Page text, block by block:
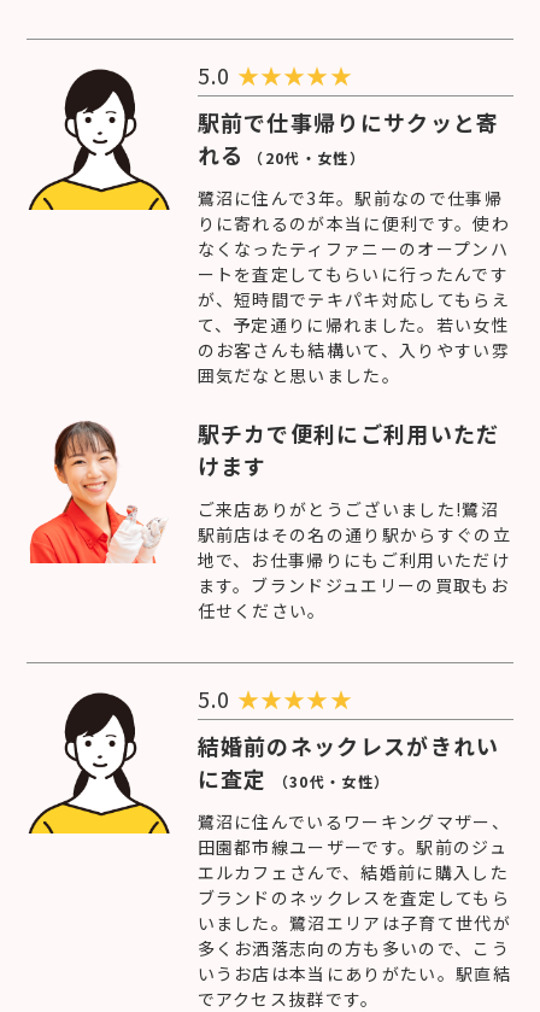
5.0 ★★★★★
駅前で仕事帰りにサクッと寄
れる
（20代・女性）
鷺沼に住んで3年。駅前なので仕事帰
りに寄れるのが本当に便利です。使わ
なくなったティファニーのオープンハ
ートを査定してもらいに行ったんです
が、短時間でテキパキ対応してもらえ
て、予定通りに帰れました。若い女性
のお客さんも結構いて、入りやすい雰
囲気だなと思いました。
駅チカで便利にご利用いただ
けます
ご来店ありがとうございました!鷺沼
駅前店はその名の通り駅からすぐの立
地で、お仕事帰りにもご利用いただけ
ます。ブランドジュエリーの買取もお
任せください。
5.0 ★★★★★
結婚前のネックレスがきれい
に査定
（30代・女性）
鷺沼に住んでいるワーキングマザー、
田園都市線ユーザーです。駅前のジュ
エルカフェさんで、結婚前に購入した
ブランドのネックレスを査定してもら
いました。鷺沼エリアは子育て世代が
多くお洒落志向の方も多いので、こう
いうお店は本当にありがたい。駅直結
でアクセス抜群です。